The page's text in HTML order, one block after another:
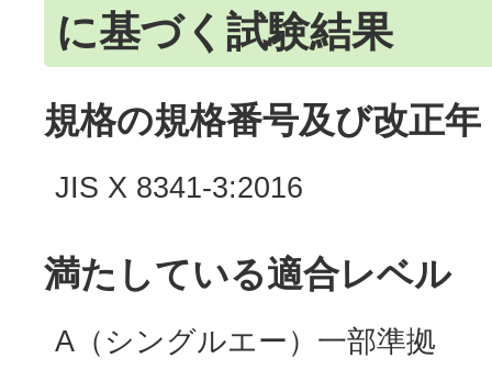
に基づく試験結果
規格の規格番号及び改正年
JIS X 8341-3:2016
満たしている適合レベル
A（シングルエー）一部準拠